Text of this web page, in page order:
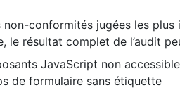
conformités jugées les
le résultat complet de l’audit
JavaScript non
de formulaire sans étiquette